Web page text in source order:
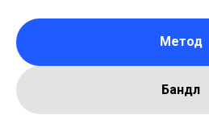
Метод
Бандл